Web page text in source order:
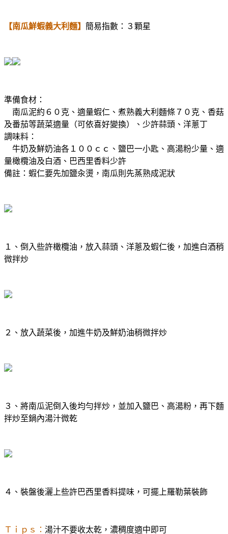
【南瓜鮮蝦義大利麵】 簡易指數：３顆星
準備食材：
南瓜泥約６０克、適量蝦仁、煮熟義大利麵條７０克、香菇
及番茄等蔬菜適量（可依喜好變換）、少許蒜頭、洋蔥丁
調味料：
牛奶及鮮奶油各１００ｃｃ、鹽巴一小匙、高湯粉少量、適
量橄欖油及白酒、巴西里香料少許
備註：蝦仁要先加鹽汆燙，南瓜則先蒸熟成泥狀
１、倒入些許橄欖油，放入蒜頭、洋蔥及蝦仁後，加進白酒稍
微拌炒
２、放入蔬菜後，加進牛奶及鮮奶油稍微拌炒
３、將南瓜泥倒入後均勻拌炒，並加入鹽巴、高湯粉，再下麵
拌炒至鍋內湯汁微乾
４、裝盤後灑上些許巴西里香料提味，可擺上羅勒葉裝飾
Ｔｉｐｓ： 湯汁不要收太乾，濃稠度適中即可